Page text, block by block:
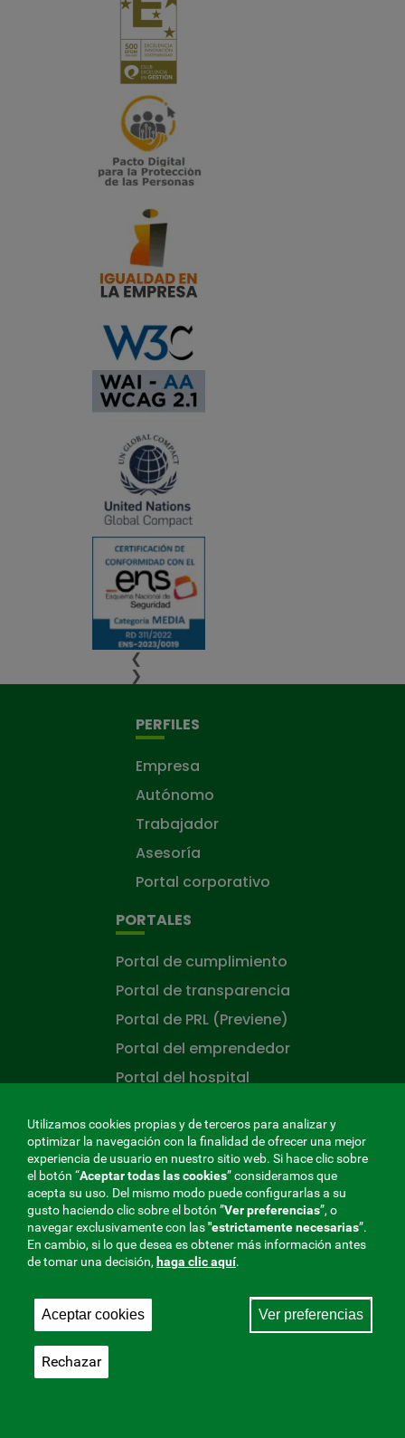
❮
❯
PERFILES
Empresa
Autónomo
Trabajador
Asesoría
Portal corporativo
PORTALES
Portal de cumplimiento
Portal de transparencia
Portal de PRL (Previene)
Portal del emprendedor
Portal del hospital
Rincón del asesor
Rincón de la salud
CONÓCENOS
¿Quiénes somos?
Trabaje en la mutua
Sala de prensa
Mapa del sitio
Utilizamos cookies propias y de terceros para analizar y
optimizar la navegación con la finalidad de ofrecer una mejor
experiencia de usuario en nuestro sitio web. Si hace clic sobre
el botón “Aceptar todas las cookies” consideramos que
acepta su uso. Del mismo modo puede configurarlas a su
gusto haciendo clic sobre el botón ”Ver preferencias”, o
navegar exclusivamente con las"estrictamentenecesarias”.
En cambio, si lo que desea es obtener más información antes
de tomar una decisión, haga clic aquí.
Aceptar cookies Ver preferencias
Rechazar